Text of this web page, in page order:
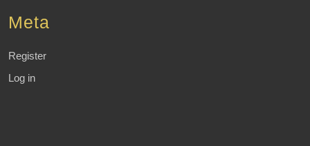
Meta
Register
Log in